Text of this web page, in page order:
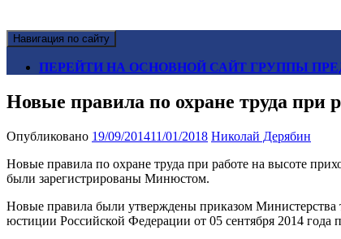
Навигация по сайту
ПЕРЕЙТИ НА ОСНОВНОЙ САЙТ ГРУППЫ
Новые правила по охране труда при
Опубликовано 19/09/201411/01/2018 Николай Дерябин
Новые правила по охране труда при работе на высоте
были зарегистрированы Минюстом.
Новые правила были утверждены приказом
юстиции Российской Федерации от 05 сентября 2014